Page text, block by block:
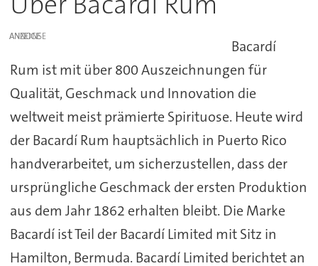
ANZEIGE
Bacardí
Rum ist mit über 800 Auszeichnungen für
Qualität, Geschmack und Innovation die
weltweit meist prämierte Spirituose. Heute wird
der Bacardí Rum hauptsächlich in Puerto Rico
handverarbeitet, um sicherzustellen, dass der
ursprüngliche Geschmack der ersten Produktion
aus dem Jahr 1862 erhalten bleibt. Die Marke
Bacardí ist Teil der Bacardí Limited mit Sitz in
Hamilton, Bermuda. Bacardí Limited berichtet an